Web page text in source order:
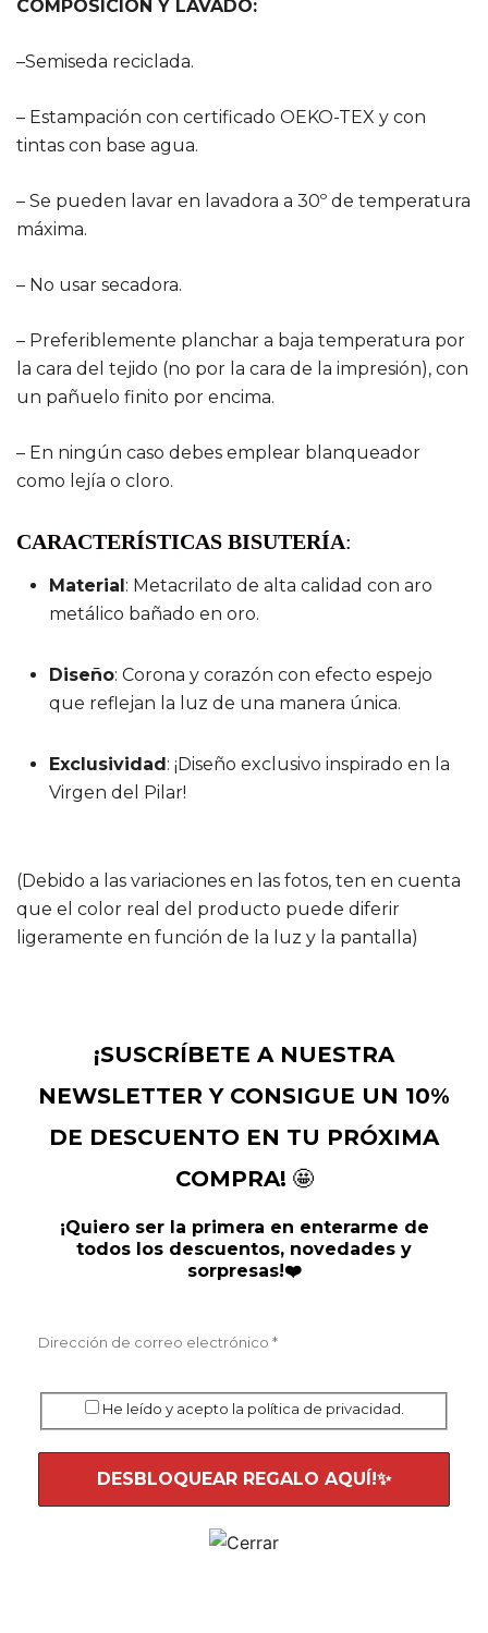
COMPOSICIÓN Y LAVADO:
–Semiseda reciclada.
– Estampación con certificado OEKO-TEX y con
tintas con base agua.
– Se pueden lavar en lavadora a 30º de temperatura
máxima.
– No usar secadora.
– Preferiblemente planchar a baja temperatura por
la cara del tejido (no por la cara de la impresión), con
un pañuelo finito por encima.
– En ningún caso debes emplear blanqueador
como lejía o cloro.
CARACTERÍSTICAS BISUTERÍA:
Material: Metacrilato de alta calidad con aro
metálico bañado en oro.
Diseño: Corona y corazón con efecto espejo
que reflejan la luz de una manera única.
Exclusividad: ¡Diseño exclusivo inspirado en la
Virgen del Pilar!
(Debido a las variaciones en las fotos, ten en cuenta
que el color real del producto puede diferir
ligeramente en función de la luz y la pantalla)
¡SUSCRÍBETE A NUESTRA
NEWSLETTER Y CONSIGUE UN 10%
DE DESCUENTO EN TU PRÓXIMA
COMPRA! 🤩
¡Quiero ser la primera en enterarme de
todos los descuentos, novedades y
sorpresas!❤️
He leído y acepto la política de privacidad.